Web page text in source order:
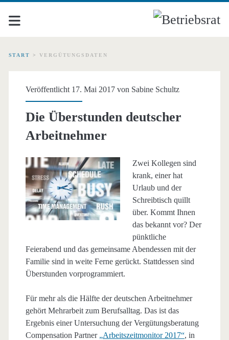
START > VERGÜTUNGSDATEN
Schlagwort:
Veröffentlicht 17. Mai 2017 von Sabine Schultz
Die Überstunden deutscher
Arbeitnehmer
Zwei Kollegen sind
krank, einer hat
Urlaub und der
Schreibtisch quillt
über. Kommt Ihnen
das bekannt vor? Der
pünktliche
Feierabend und das gemeinsame Abendessen mit der
Familie sind in weite Ferne gerückt. Stattdessen sind
Überstunden vorprogrammiert.
Für mehr als die Hälfte der deutschen Arbeitnehmer
gehört Mehrarbeit zum Berufsalltag. Das ist das
Ergebnis einer Untersuchung der Vergütungsberatung
Compensation Partner „Arbeitszeitmonitor 2017“, in